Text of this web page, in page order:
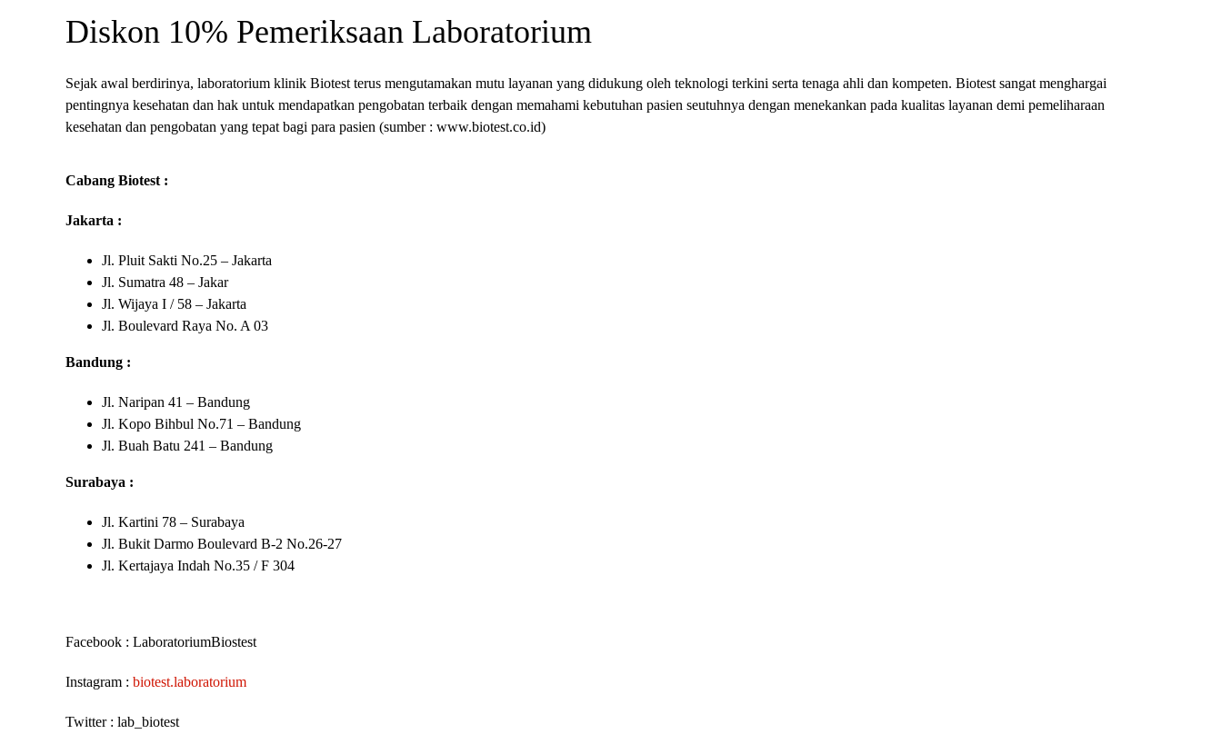
Diskon 10% Pemeriksaan Laboratorium
Sejak awal berdirinya, laboratorium klinik Biotest terus mengutamakan mutu layanan yang didukung oleh teknologi terkini serta tenaga ahli dan kompeten. Biotest sangat menghargai
pentingnya kesehatan dan hak untuk mendapatkan pengobatan terbaik dengan memahami kebutuhan pasien seutuhnya dengan menekankan pada kualitas layanan demi pemeliharaan
kesehatan dan pengobatan yang tepat bagi para pasien (sumber : www.biotest.co.id)
Cabang Biotest :
Jakarta :
Jl. Pluit Sakti No.25 – Jakarta
Jl. Sumatra 48 – Jakar
Jl. Wijaya I / 58 – Jakarta
Jl. Boulevard Raya No. A 03
Bandung :
Jl. Naripan 41 – Bandung
Jl. Kopo Bihbul No.71 – Bandung
Jl. Buah Batu 241 – Bandung
Surabaya :
Jl. Kartini 78 – Surabaya
Jl. Bukit Darmo Boulevard B-2 No.26-27
Jl. Kertajaya Indah No.35 / F 304
Facebook : LaboratoriumBiostest
Instagram : biotest.laboratorium
Twitter : lab_biotest